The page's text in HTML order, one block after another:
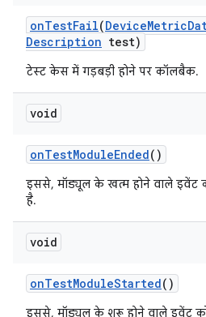
onTestFail(DeviceMetric
Description test)
टेस्ट केस में गड़बड़ी होने पर कॉलबैक.
void
onTestModuleEnded()
इससे, मॉड्यूल के खत्म होने वाले इवेंट
है.
void
onTestModuleStarted()
इससे, मॉड्यूल के शुरू होने वाले इवेंट